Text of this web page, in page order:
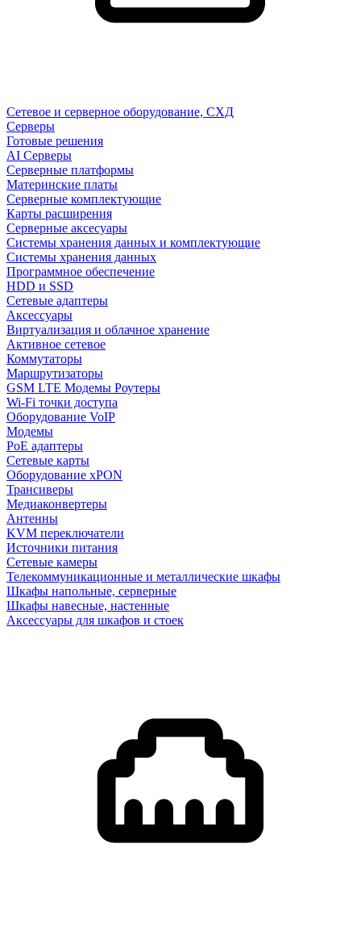
Сетевое и серверное оборудование, СХД
Cерверы
Готовые решения
AI Серверы
Серверные платформы
Материнские платы
Серверные комплектующие
Карты расширения
Серверные аксесуары
Системы хранения данных и комплектующие
Системы хранения данных
Программное обеспечение
HDD и SSD
Сетевые адаптеры
Аксессуары
Виртуализация и облачное хранение
Активное сетевое
Коммутаторы
Маршрутизаторы
GSM LTE Модемы Роутеры
Wi-Fi точки доступа
Оборудование VoIP
Модемы
PoE адаптеры
Сетевые карты
Оборудование xPON
Трансиверы
Медиаконвертеры
Антенны
KVM переключатели
Источники питания
Сетевые камеры
Телекоммуникационные и металлические шкафы
Шкафы напольные, серверные
Шкафы навесные, настенные
Аксессуары для шкафов и стоек